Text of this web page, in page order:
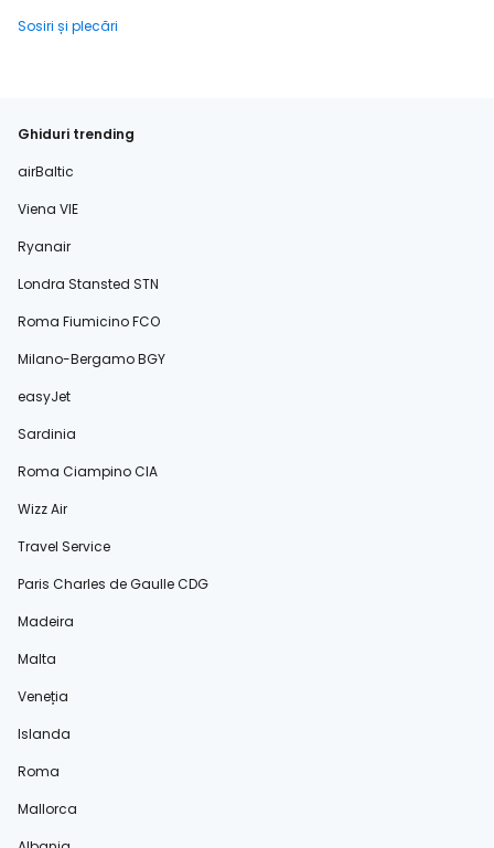
Sosiri și plecări
Ghiduri trending
airBaltic
Viena VIE
Ryanair
Londra Stansted STN
Roma Fiumicino FCO
Milano-Bergamo BGY
easyJet
Sardinia
Roma Ciampino CIA
Wizz Air
Travel Service
Paris Charles de Gaulle CDG
Madeira
Malta
Veneția
Islanda
Roma
Mallorca